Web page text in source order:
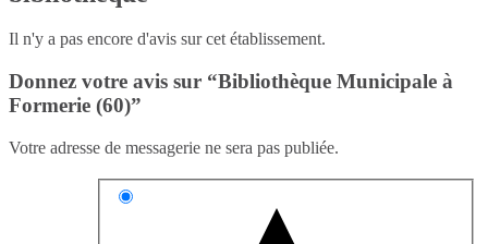
Il n'y a pas encore d'avis sur cet établissement.
Donnez votre avis sur “Bibliothèque Municipale à
Formerie (60)”
Votre adresse de messagerie ne sera pas publiée.